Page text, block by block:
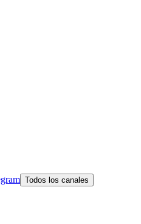
Todos los canales